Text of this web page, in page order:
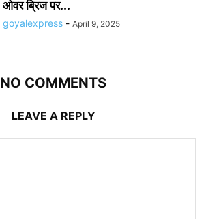
ओवर ब्रिज पर...
goyalexpress - April 9, 2025
NO COMMENTS
LEAVE A REPLY